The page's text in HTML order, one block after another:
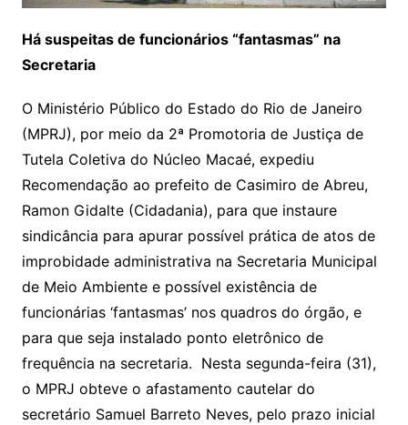
Há suspeitas de funcionários “fantasmas” na
Secretaria
O Ministério Público do Estado do Rio de Janeiro
(MPRJ), por meio da 2ª Promotoria de Justiça de
Tutela Coletiva do Núcleo Macaé, expediu
Recomendação ao prefeito de Casimiro de Abreu,
Ramon Gidalte (Cidadania), para que instaure
sindicância para apurar possível prática de atos de
improbidade administrativa na Secretaria Municipal
de Meio Ambiente e possível existência de
funcionárias ‘fantasmas’ nos quadros do órgão, e
para que seja instalado ponto eletrônico de
frequência na secretaria. Nesta segunda-feira (31),
o MPRJ obteve o afastamento cautelar do
secretário Samuel Barreto Neves, pelo prazo inicial